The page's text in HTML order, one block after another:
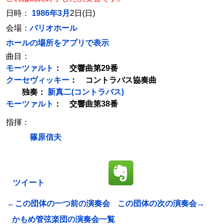
日時： 1986年3月 2日(日)
会場：バリオホール
ホールの場所をアプリで表示
曲目：
モーツァルト ： 交響曲第29番
クーセヴィッキー ： コントラバス協奏曲
独奏： 新真二(コントラバス)
モーツァルト ： 交響曲第38番
指揮：
篠原信夫
ツイート
←この団体の一つ前の演奏会
この団体の次の演奏会→
かもめ管弦楽団の演奏会一覧